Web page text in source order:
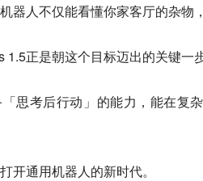
器人不仅能看懂你家客厅的杂物
正是朝这个目标迈出的关键一步
思考后行动」的能力，能在复
开通用机器人的新时代。